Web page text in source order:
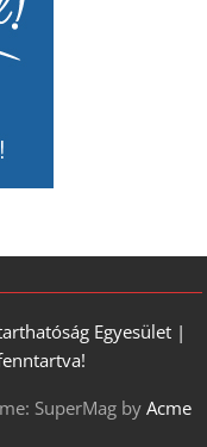
Egyesület |
SuperMag by Acme